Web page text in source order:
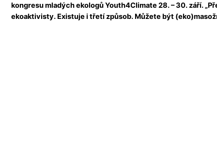
kongresu mladých ekologů Youth4Climate 28. – 30. září.
ekoaktivisty. Existuje i třetí způsob. Můžete být